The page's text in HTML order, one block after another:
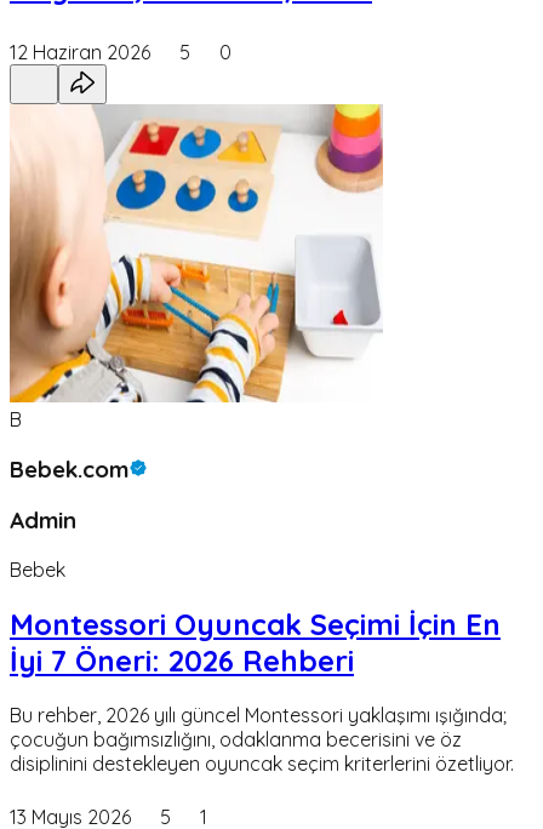
12 Haziran 2026 5 0
B
Bebek.com
Admin
Bebek
Montessori Oyuncak Seçimi İçin En
İyi 7 Öneri: 2026 Rehberi
Bu rehber, 2026 yılı güncel Montessori yaklaşımı ışığında;
çocuğun bağımsızlığını, odaklanma becerisini ve öz
disiplinini destekleyen oyuncak seçim kriterlerini özetliyor.
13 Mayıs 2026 5 1